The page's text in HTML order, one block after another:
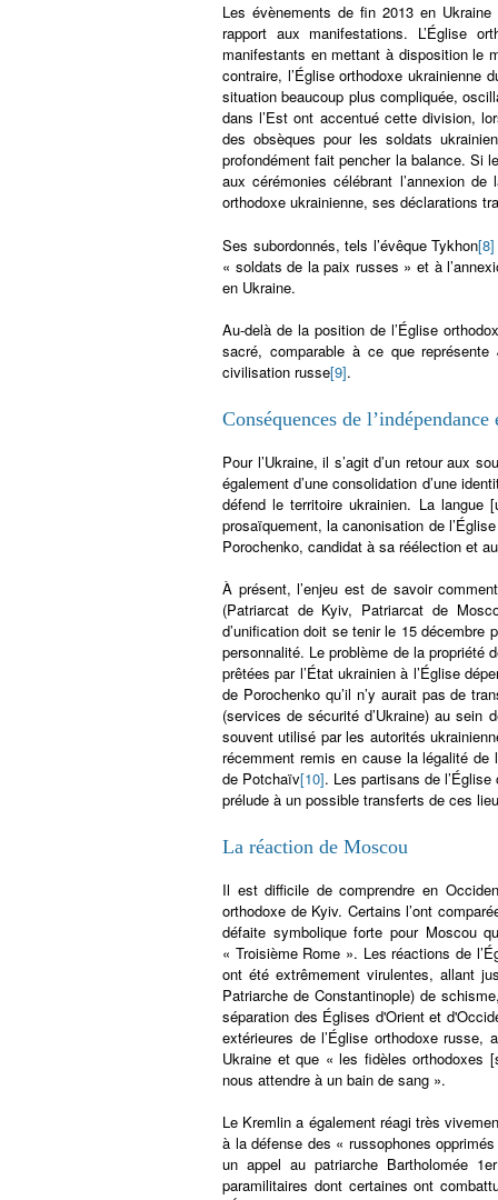
Les évènements de fin 2013 en
rapport aux manifestations. L’Église
manifestants en mettant à disposition le
contraire, l’Église orthodoxe ukrainienne
situation beaucoup plus compliquée,
dans l’Est ont accentué cette division,
des obsèques pour les soldats
profondément fait pencher la balance. Si
aux cérémonies célébrant l’annexion
orthodoxe ukrainienne, ses déclarations
Ses subordonnés, tels l’évêque Tykhon[8]
« soldats de la paix russes » et à
en Ukraine.
Au-delà de la position de l’Église
sacré, comparable à ce que
civilisation russe[9].
Conséquences de
Pour l’Ukraine, il s’agit d’un retour aux
également d’une consolidation d’une
défend le territoire ukrainien. La langue
prosaïquement, la canonisation de
Porochenko, candidat à sa réélection et
À présent, l’enjeu est de savoir
(Patriarcat de Kyiv, Patriarcat de
d’unification doit se tenir le 15
personnalité. Le problème de la
prêtées par l’État ukrainien à l’Église
de Porochenko qu’il n’y aurait pas de
(services de sécurité d’Ukraine) au sein
souvent utilisé par les autorités
récemment remis en cause la légalité de
de Potchaïv[10]. Les partisans de
prélude à un possible transferts de ces
La réaction de Moscou
Il est difficile de comprendre en
orthodoxe de Kyiv. Certains l’ont
défaite symbolique forte pour Moscou
« Troisième Rome ». Les réactions de
ont été extrêmement virulentes, allant
Patriarche de Constantinople) de
séparation des Églises d'Orient et
extérieures de l’Église orthodoxe
Ukraine et que « les fidèles orthodoxes
nous attendre à un bain de sang ».
Le Kremlin a également réagi très
à la défense des « russophones
un appel au patriarche Bartholomée
paramilitaires dont certaines ont